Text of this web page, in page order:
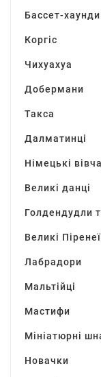
Бассет-хаунди
Коргіс
Чихуахуа
Добермани
Такса
Далматинці
Німецькі
Великі данці
Голдендудли
Великі Піренеї
Лабрадори
Мальтійці
Мастифи
Мініатюрні
Новачки